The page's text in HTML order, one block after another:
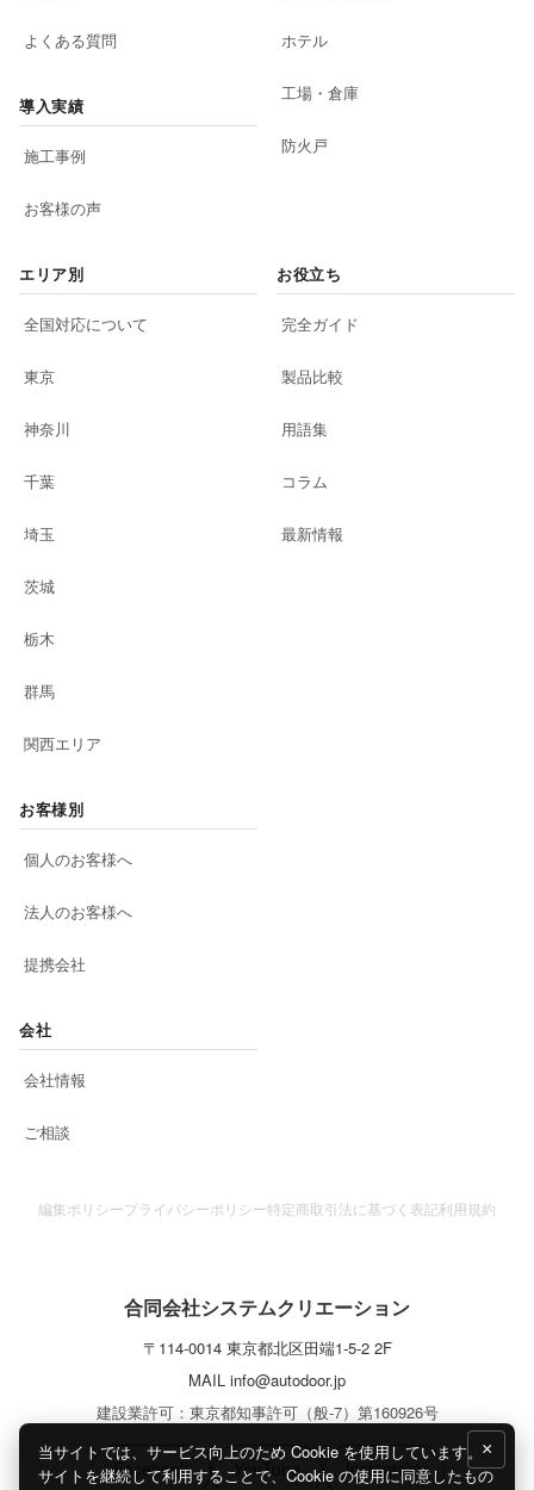
よくある質問
導入実績
施工事例
お客様の声
ホテル
工場・倉庫
防火戸
エリア別
全国対応について
東京
神奈川
千葉
埼玉
茨城
栃木
群馬
関西エリア
お役立ち
完全ガイド
製品比較
用語集
コラム
最新情報
お客様別
個人のお客様へ
法人のお客様へ
提携会社
会社
会社情報
ご相談
編集ポリシープライバシーポリシー特定商取引法に基づく表記利用規約
合同会社システムクリエーション
〒 114-0014 東京都北区田端1-5-2 2F
MAIL info@autodoor.jp
建設業許可：東京都知事許可（般-7）第160926号
Facebook YouTube Instagram
×
当サイトでは、サービス向上のため Cookie を使用しています。
サイトを継続して利用することで、Cookie の使用に同意したもの